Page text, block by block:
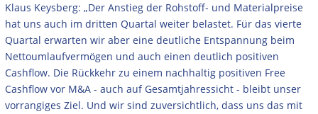
Klaus Keysberg: „Der Anstieg der Rohstoff- und Materialpreise
hat uns auch im dritten Quartal weiter belastet. Für das vierte
Quartal erwarten wir aber eine deutliche Entspannung beim
Nettoumlaufvermögen und auch einen deutlich positiven
Cashflow. Die Rückkehr zu einem nachhaltig positiven Free
Cashflow vor M&A - auch auf Gesamtjahressicht - bleibt unser
vorrangiges Ziel. Und wir sind zuversichtlich, dass uns das mit